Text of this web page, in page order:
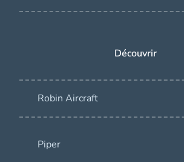
Découvrir
Robin Aircraft
Piper